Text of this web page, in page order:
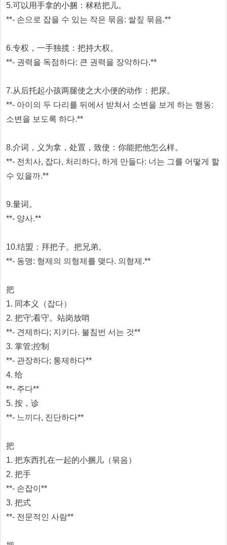
5.可以用手拿的小捆：秫秸把儿。
**- 손으로 잡을 수 있는 작은 묶음: 쌀짚 묶음.**
6.专权，一手独揽：把持大权。
**- 권력을 독점하다: 큰 권력을 장악하다.**
7.从后托起小孩两腿使之大小便的动作：把尿。
**- 아이의 두 다리를 뒤에서 받쳐서 소변을 보게 하는 행동:
소변을 보도록 하다.**
8.介词，义为拿，处置，致使：你能把他怎么样。
**- 전치사, 잡다, 처리하다, 하게 만들다: 너는 그를 어떻게 할
수 있을까.**
9.量词。
**- 양사.**
10.结盟：拜把子。把兄弟。
**- 동맹: 형제의 의형제를 맺다. 의형제.**
把
1. 同本义（잡다）
2. 把守;看守。站岗放哨
**- 견제하다; 지키다. 불침번 서는 것**
3. 掌管;控制
**- 관장하다; 통제하다**
4. 给
**- 주다**
5. 按，诊
**- 느끼다, 진단하다**
把
1. 把东西扎在一起的小捆儿（묶음）
2. 把手
**- 손잡이**
3. 把式
**- 전문적인 사람**